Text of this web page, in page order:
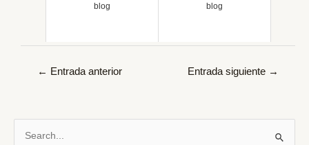
blog
blog
Navegación
← Entrada anterior Entrada siguiente →